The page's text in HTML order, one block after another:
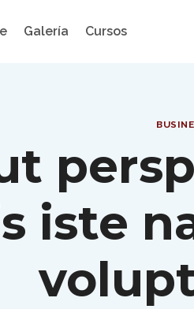
Galería Cursos
iste